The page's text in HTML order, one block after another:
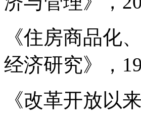
《住房商品化
经济研究》，
《改革开放以